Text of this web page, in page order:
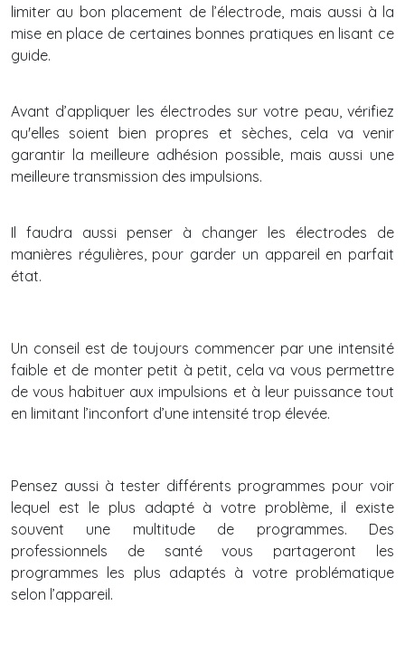
limiter au bon placement de l’électrode, mais aussi à la
mise en place de certaines bonnes pratiques en lisant ce
guide.
Avant d’appliquer les électrodes sur votre peau, vérifiez
qu'elles soient bien propres et sèches, cela va venir
garantir la meilleure adhésion possible, mais aussi une
meilleure transmission des impulsions.
Il faudra aussi penser à changer les électrodes de
manières régulières, pour garder un appareil en parfait
état.
Un conseil est de toujours commencer par une intensité
faible et de monter petit à petit, cela va vous permettre
de vous habituer aux impulsions et à leur puissance tout
en limitant l’inconfort d’une intensité trop élevée.
Pensez aussi à tester différents programmes pour voir
lequel est le plus adapté à votre problème, il existe
souvent une multitude de programmes. Des
professionnels de santé vous partageront les
programmes les plus adaptés à votre problématique
selon l’appareil.